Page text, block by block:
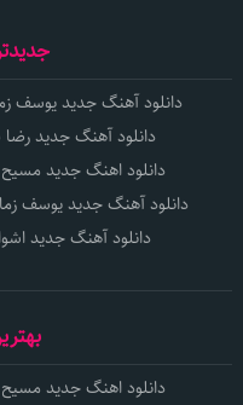
دانلود آهنگ جدید یوسف
دانلود آهنگ جدید
دانلود اهنگ جدید
دانلود آهنگ جدید یوسف
دانلود آهنگ جدید
دانلود اهنگ جدید